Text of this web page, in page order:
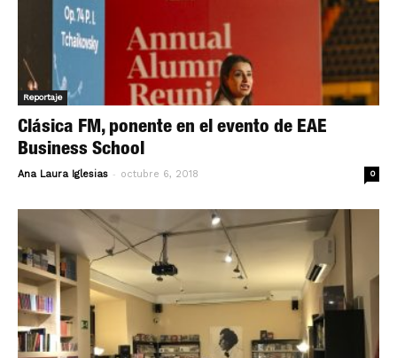
Reportaje
Clásica FM, ponente en el evento de EAE
Business School
Ana Laura Iglesias - octubre 6, 2018 0